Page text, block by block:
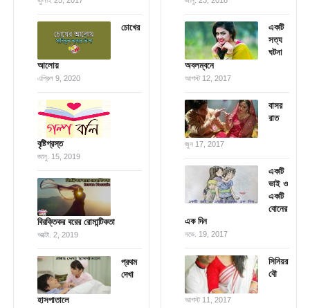
চোখের
আলোয়
এপ্রিল 9, 2020
বৃষ্টিগ্রস্ত
জানু. 15, 2019
বিরক্তিকর বরের রোমান্টিকতা
অক্টো. 2, 2019
প্রথম
দেখা
হাসপাতালে
একটি
সত্য
ঘটনা
অবলম্বনে
আগস্ট 12, 2017
বাসর
রাত
জুন 17, 2017
একটি
ভাই ও
একটি
বোনের
এক দিন
নভে. 19, 2017
সিনিয়র
বৌ
আগস্ট 11, 2017